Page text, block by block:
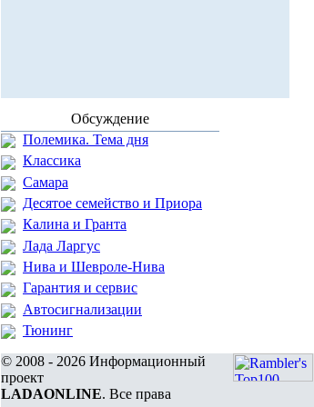
Обсуждение
Полемика. Тема дня
Классика
Самара
Десятое семейство и Приора
Калина и Гранта
Лада Ларгус
Нива и Шевроле-Нива
Гарантия и сервис
Автосигнализации
Тюнинг
© 2008 - 2026 Информационный
проект
LADAONLINE. Все права